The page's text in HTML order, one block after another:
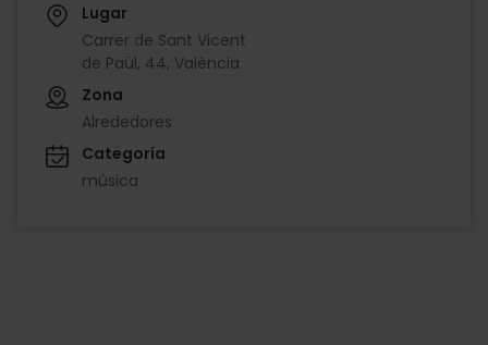
Lugar
Carrer de Sant Vicent
de Paül, 44, València
Zona
Alrededores
Categoría
música